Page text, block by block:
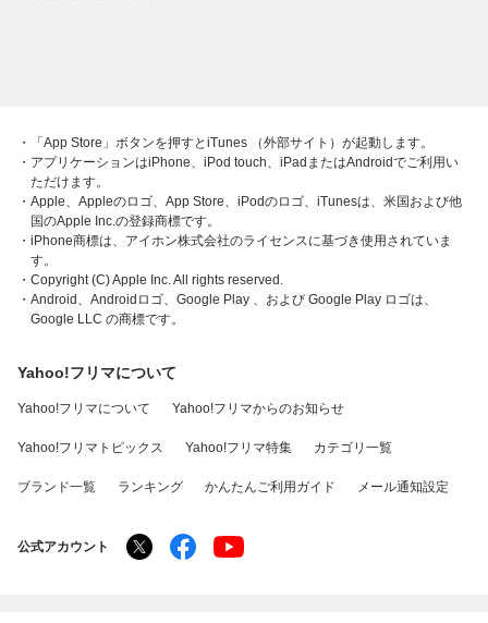
・「App Store」ボタンを押すとiTunes （外部サイト）が起動します。
・アプリケーションはiPhone、iPod touch、iPadまたはAndroidでご利用い
ただけます。
・Apple、Appleのロゴ、App Store、iPodのロゴ、iTunesは、米国および他
国のApple Inc.の登録商標です。
・iPhone商標は、アイホン株式会社のライセンスに基づき使用されていま
す。
・Copyright (C) Apple Inc. All rights reserved.
・Android、Androidロゴ、Google Play 、および Google Play ロゴは、
Google LLC の商標です。
Yahoo!フリマについて
Yahoo!フリマについて Yahoo!フリマからのお知らせ
Yahoo!フリマトピックス Yahoo!フリマ特集 カテゴリ一覧
ブランド一覧 ランキング かんたんご利用ガイド メール通知設定
公式アカウント